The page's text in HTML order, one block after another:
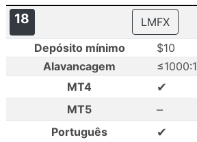
18
LMFX
Depósito mínimo
$10
Alavancagem
≤1000:1
MT4
✔
MT5 –
Português ✔